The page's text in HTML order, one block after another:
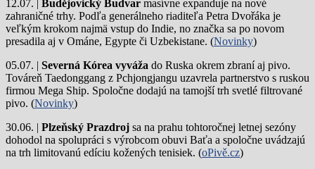
12.07. | Budějovický Budvar masívne expanduje na nové
zahraničné trhy. Podľa generálneho riaditeľa Petra Dvořáka je
veľkým krokom najmä vstup do Indie, no značka sa po novom
presadila aj v Ománe, Egypte či Uzbekistane. (Novinky)
05.07. | Severná Kórea vyváža do Ruska okrem zbraní aj pivo.
Továreň Taedonggang z Pchjongjangu uzavrela partnerstvo s ruskou
firmou Mega Ship. Spoločne dodajú na tamojší trh svetlé filtrované
pivo. (Novinky)
30.06. | Plzeňský Prazdroj sa na prahu tohtoročnej letnej sezóny
dohodol na spolupráci s výrobcom obuvi Baťa a spoločne uvádzajú
na trh limitovanú edíciu kožených tenisiek. (oPivě.cz)